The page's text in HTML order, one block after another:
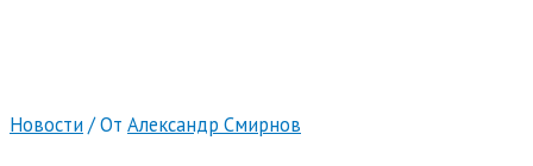
Новости / От Александр Смирнов